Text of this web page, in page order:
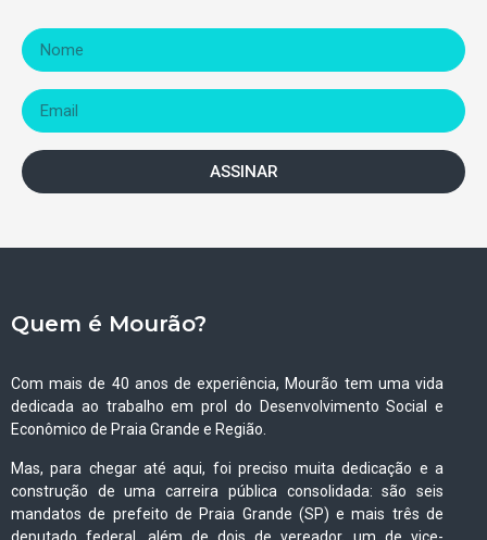
ASSINAR
Quem é Mourão?
Com mais de 40 anos de experiência, Mourão tem uma vida
dedicada ao trabalho em prol do Desenvolvimento Social e
Econômico de Praia Grande e Região.
Mas, para chegar até aqui, foi preciso muita dedicação e a
construção de uma carreira pública consolidada: são seis
mandatos de prefeito de Praia Grande (SP) e mais três de
deputado federal, além de dois de vereador, um de vice-